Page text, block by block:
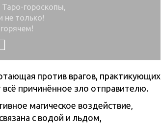
Таро-гороскопы,
не только!
против врагов, практикующих
причинённое зло отправителю.
магическое воздействие,
с водой и льдом,